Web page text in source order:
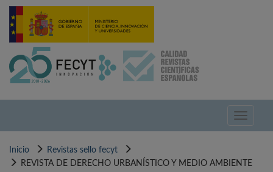
Pasar
contenido
Toggle
Inicio
Revistas sello fecyt
REVISTA DE DERECHO URBANÍSTICO Y MEDIO AMBIENTE